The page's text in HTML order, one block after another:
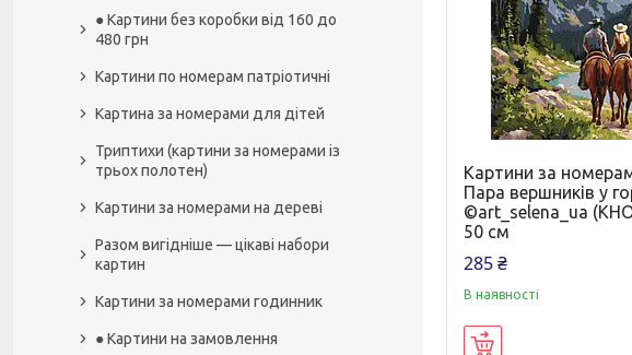
Картини за
Пара вершників у
©art_selena_ua
50 см
285 ₴
В наявності
● Картини без коробки від 160 до
480 грн
Картини по номерам патріотичні
Картина за номерами для дітей
Триптихи (картини за номерами із
трьох полотен)
Картини за номерами на дереві
Разом вигідніше — цікаві набори
картин
Картини за номерами годинник
● Картини на замовлення